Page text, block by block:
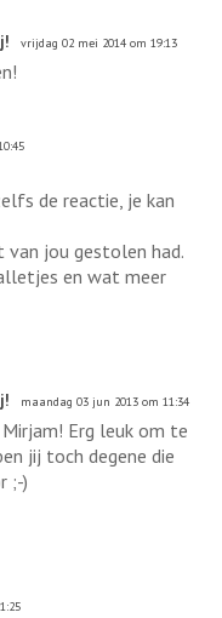
vrijdag 02 mei 2014 om 19:13
de reactie, je kan
van jou gestolen had.
en wat meer
maandag 03 jun 2013 om 11:34
Erg leuk om te
jij toch degene die
;-)